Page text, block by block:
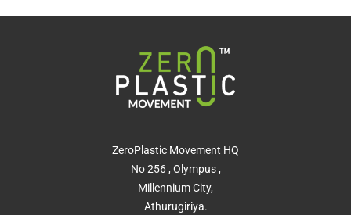
ZeroPlastic Movement HQ
No 256 , Olympus ,
Millennium City,
Athurugiriya.